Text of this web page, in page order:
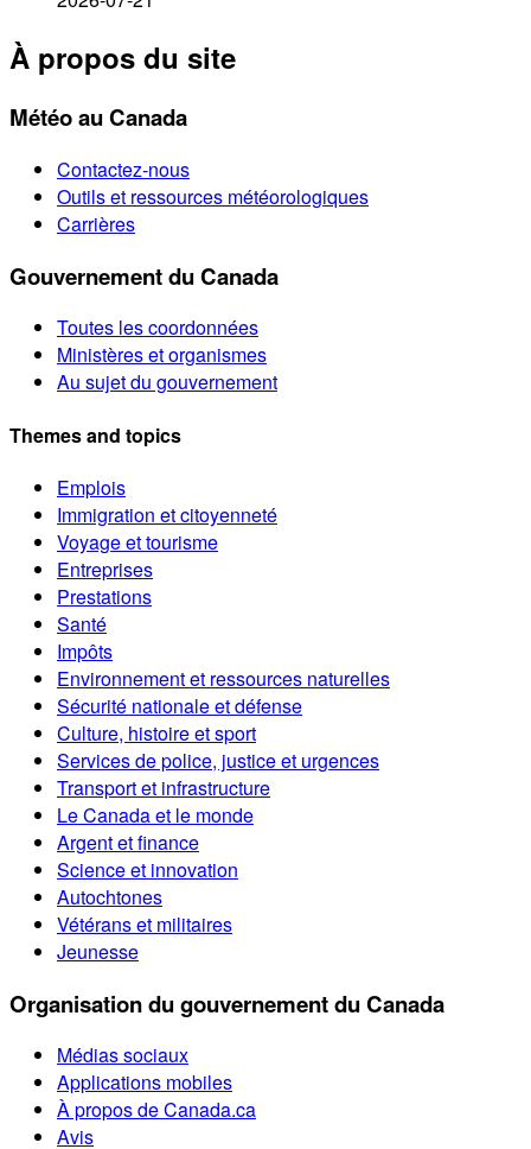
À propos du site
Météo au Canada
Contactez-nous
Outils et ressources météorologiques
Carrières
Gouvernement du Canada
Toutes les coordonnées
Ministères et organismes
Au sujet du gouvernement
Themes and topics
Emplois
Immigration et citoyenneté
Voyage et tourisme
Entreprises
Prestations
Santé
Impôts
Environnement et ressources naturelles
Sécurité nationale et défense
Culture, histoire et sport
Services de police, justice et urgences
Transport et infrastructure
Le Canada et le monde
Argent et finance
Science et innovation
Autochtones
Vétérans et militaires
Jeunesse
Organisation du gouvernement du Canada
Médias sociaux
Applications mobiles
À propos de Canada.ca
Avis